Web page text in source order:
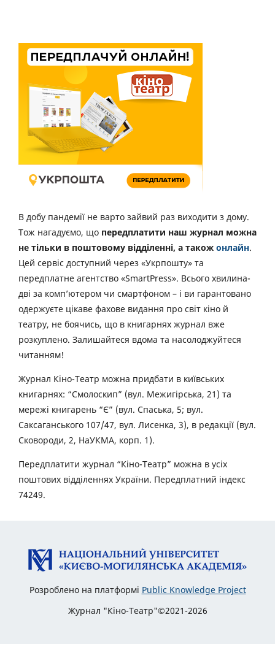
В добу пандемії не варто зайвий раз виходити з дому.
Тож нагадуємо, що передплатити наш журнал можна
не тільки в поштовому відділенні, а також онлайн.
Цей сервіс доступний через «Укрпошту» та
передплатне агентство «SmartPress». Всього хвилина-
дві за комп’ютером чи смартфоном – і ви гарантовано
одержуєте цікаве фахове видання про світ кіно й
театру, не боячись, що в книгарнях журнал вже
розкуплено. Залишайтеся вдома та насолоджуйтеся
читанням!
Журнал Кіно-Театр можна придбати в київських
книгарнях: “Смолоскип” (вул. Межигірська, 21) та
мережі книгарень “Є” (вул. Спаська, 5; вул.
Саксаганського 107/47, вул. Лисенка, 3), в редакції (вул.
Сковороди, 2, НаУКМА, корп. 1).
Передплатити журнал “Кіно-Театр” можна в усіх
поштових відділеннях України. Передплатний індекс
74249.
Розроблено на платформі Public Knowledge Project
Журнал "Кіно-Театр"©2021-2026